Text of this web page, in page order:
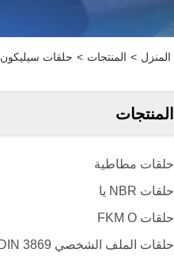
المنزل > المنتجات > حلقات سيليكون C المقاومة للحرارة للطباعة السائلة أو الضغط
المنتجات
حلقات مطاطية
حلقات NBR يا
حلقات FKM O
حلقات الملف الشخصي DIN 3869